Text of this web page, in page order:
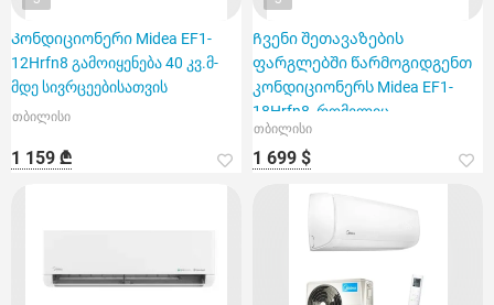
Კონდიციონერი Midea EF1-
12Hrfn8 გამოიყენება 40 კვ.მ-
მდე სივრცეებისათვის
თბილისი
1 159 ₾
Ჩვენი შეთავაზების
ფარგლებში წარმოგიდგენთ
კონდიციონერს Midea EF1-
18Hrfn8, რომელიც
განკუთვნილია 60 კვ.
თბილისი
1 699 $